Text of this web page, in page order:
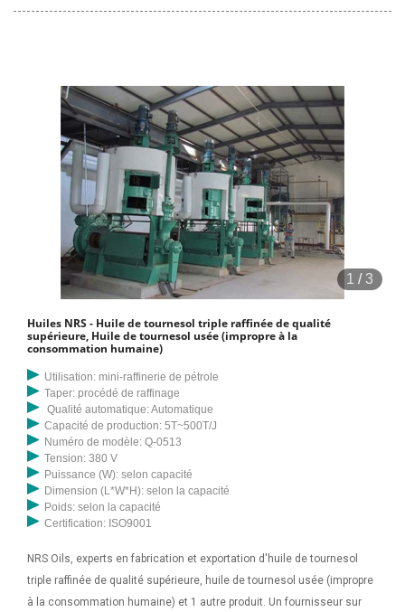
1 /3
Huiles NRS - Huile de tournesol triple raffinée de qualité
supérieure, Huile de tournesol usée (impropre à la
consommation humaine)
Utilisation: mini-raffinerie de pétrole
Taper: procédé de raffinage
Qualité automatique: Automatique
Capacité de production: 5T~500T/J
Numéro de modèle: Q-0513
Tension: 380 V
Puissance (W): selon capacité
Dimension (L*W*H): selon la capacité
Poids: selon la capacité
Certification: ISO9001
NRS Oils, experts en fabrication et exportation d'huile de tournesol
triple raffinée de qualité supérieure, huile de tournesol usée (impropre
à la consommation humaine) et 1 autre produit. Un fournisseur sur